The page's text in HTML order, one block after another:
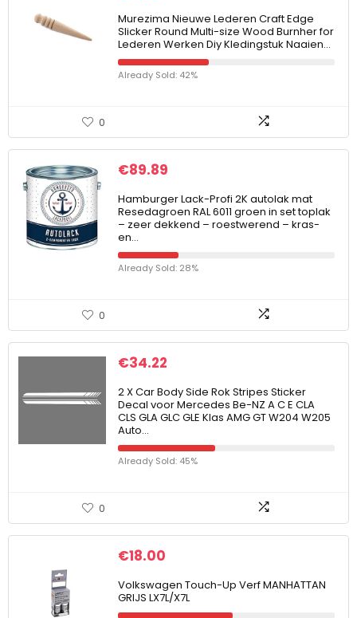
Murezima Nieuwe Lederen Craft Edge
Slicker Round Multi-size Wood Burnher for
Lederen Werken Diy Kledingstuk Naaien…
Already Sold: 42%
0
€89.89
Hamburger Lack-Profi 2K autolak mat
Resedagroen RAL 6011 groen in set toplak
– zeer dekkend – roestwerend – kras-
en…
Already Sold: 28%
0
€34.22
2 X Car Body Side Rok Stripes Sticker
Decal voor Mercedes Be-NZ A C E CLA
CLS GLA GLC GLE Klas AMG GT W204 W205
Auto…
Already Sold: 45%
0
€18.00
Volkswagen Touch-Up Verf MANHATTAN
GRIJS LX7L/X7L